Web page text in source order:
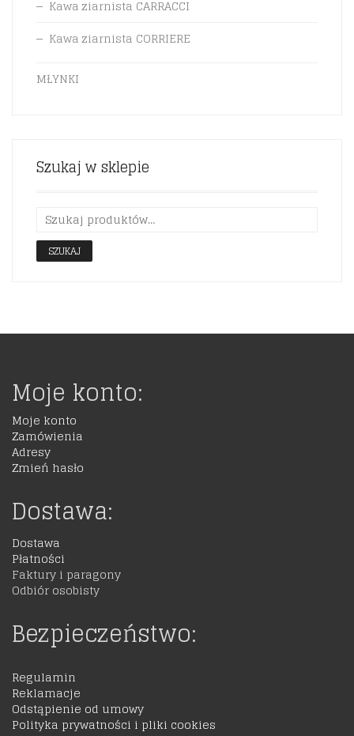
Kawa ziarnista CARRACCI
Kawa ziarnista CORRIERE
MŁYNKI
Szukaj w sklepie
SZUKAJ
Moje konto:
Moje konto
Zamówienia
Adresy
Zmień hasło
Dostawa:
Dostawa
Płatności
Faktury i paragony
Odbiór osobisty
Bezpieczeństwo:
Regulamin
Reklamacje
Odstąpienie od umowy
Polityka prywatności i pliki cookies